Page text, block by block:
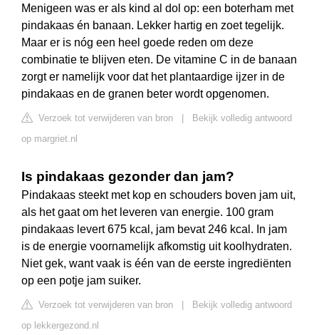
Menigeen was er als kind al dol op: een boterham met
pindakaas én banaan. Lekker hartig en zoet tegelijk.
Maar er is nóg een heel goede reden om deze
combinatie te blijven eten. De vitamine C in de banaan
zorgt er namelijk voor dat het plantaardige ijzer in de
pindakaas en de granen beter wordt opgenomen.
Verzoek tot verwijderen van bron
Bekijk volledig antwoord
op margriet.nl
Is pindakaas gezonder dan jam?
Pindakaas steekt met kop en schouders boven jam uit,
als het gaat om het leveren van energie. 100 gram
pindakaas levert 675 kcal, jam bevat 246 kcal. In jam
is de energie voornamelijk afkomstig uit koolhydraten.
Niet gek, want vaak is één van de eerste ingrediënten
op een potje jam suiker.
Verzoek tot verwijderen van bron
Bekijk volledig antwoord
op lekkergezond.nl